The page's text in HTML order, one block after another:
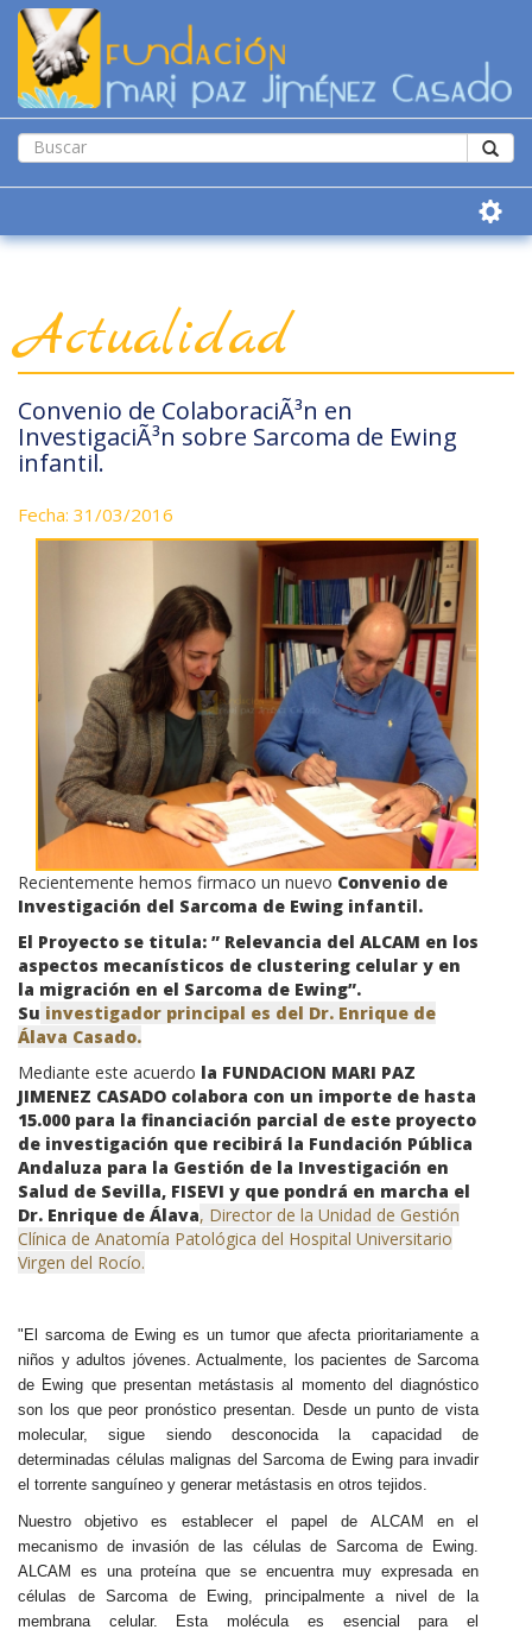
Actualidad
Convenio de ColaboraciÃ³n en
InvestigaciÃ³n sobre Sarcoma de Ewing
infantil.
Fecha: 31/03/2016
Recientemente hemos firmaco un nuevo Convenio de
Investigación del Sarcoma de Ewing infantil.
El Proyecto se titula: ” Relevancia del ALCAM en los
aspectos mecanísticos de clustering celular y en
la migración en el Sarcoma de Ewing”.
Su investigador principal es del Dr. Enrique de
Álava Casado.
Mediante este acuerdo la FUNDACION MARI PAZ
JIMENEZ CASADO colabora con un importe de hasta
15.000 para la financiación parcial de este proyecto
de investigación que recibirá la Fundación Pública
Andaluza para la Gestión de la Investigación en
Salud de Sevilla, FISEVI y que pondrá en marcha el
Dr. Enrique de Álava, Director de la Unidad de Gestión
Clínica de Anatomía Patológica del Hospital Universitario
Virgen del Rocío.
"El sarcoma de Ewing es un tumor que afecta prioritariamente a
niños y adultos jóvenes. Actualmente, los pacientes de Sarcoma
de Ewing que presentan metástasis al momento del diagnóstico
son los que peor pronóstico presentan. Desde un punto de vista
molecular,sigue siendo desconocida la capacidad de
determinadas células malignas del Sarcoma de Ewing para invadir
el torrente sanguíneo y generar metástasis en otros tejidos.
Nuestro objetivo es establecer el papel de ALCAM en el
mecanismo de invasión de las células de Sarcoma de Ewing.
ALCAM es una proteína que se encuentra muy expresada en
células de Sarcoma de Ewing, principalmente a nivel de la
membrana celular. Esta molécula es esencial para el